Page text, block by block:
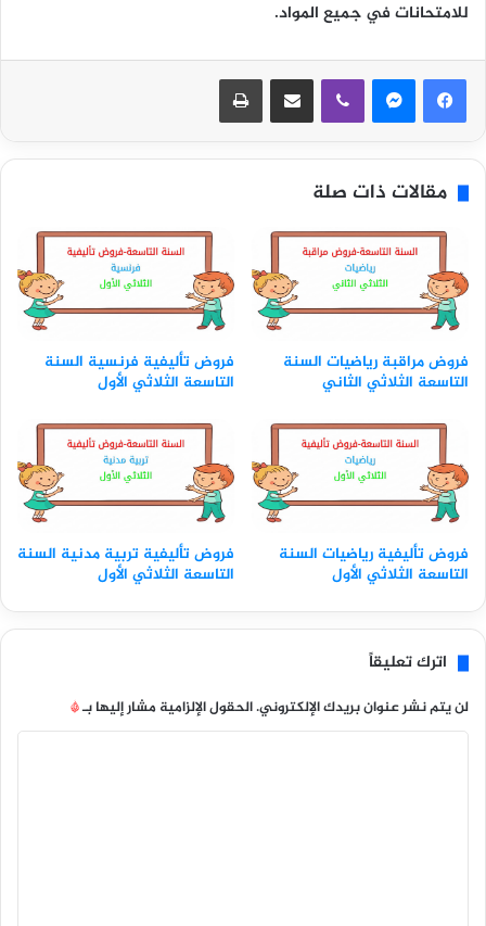
للامتحانات في جميع المواد.
مشاركة عبر البريد
مقالات ذات صلة
فروض مراقبة رياضيات السنة
التاسعة الثلاثي الثاني
فروض تأليفية فرنسية السنة
التاسعة الثلاثي الأول
فروض تأليفية رياضيات السنة
التاسعة الثلاثي الأول
فروض تأليفية تربية مدنية السنة
التاسعة الثلاثي الأول
اترك تعليقاً
لن يتم نشر عنوان بريدك الإلكتروني.الحقول الإلزامية مشار إليها بـ*